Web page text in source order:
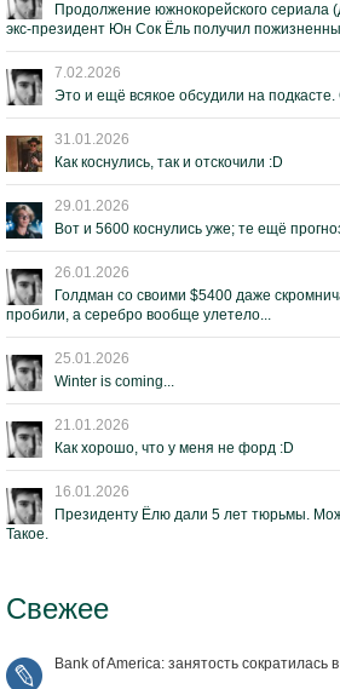
Продолжение южнокорейского сериала
экс-президент Юн Сок Ёль получил
7.02.2026
Это и ещё всякое обсудили на
31.01.2026
Как коснулись, так и отскочили :D
29.01.2026
Вот и 5600 коснулись уже; те ещё
26.01.2026
Голдман со своими $5400 даже
пробили, а серебро вообще улетело...
25.01.2026
Winter is coming...
21.01.2026
Как хорошо, что у меня не форд :D
16.01.2026
Президенту Ёлю дали 5 лет тюрьмы.
Такое.
Свежее
Bank of America: занятость